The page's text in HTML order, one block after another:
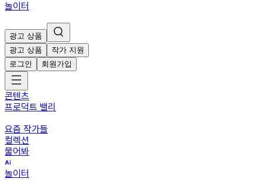
놀이터
광고 상품
광고 상품
작가 지원
로그인
회원가입
콘텐츠
프로덕트 밸리
요즘 작가들
컬렉션
물어봐
놀이터